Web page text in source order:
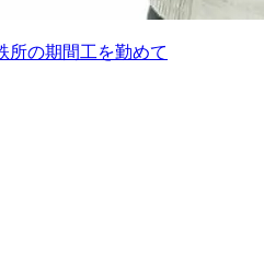
所の期間工を勤めて